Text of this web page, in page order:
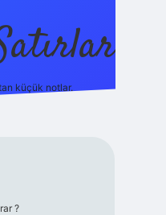
küçük notlar.
?